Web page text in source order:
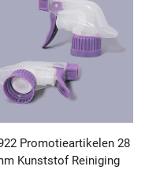
Promotieartikelen 28
Kunststof Reiniging